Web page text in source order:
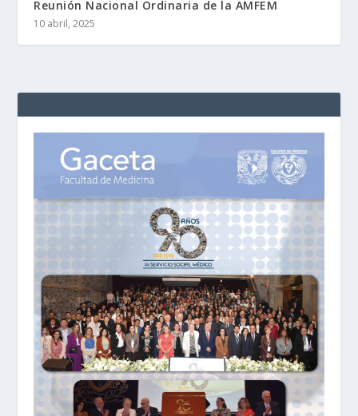
Reunión Nacional Ordinaria de la AMFEM
10 abril, 2025